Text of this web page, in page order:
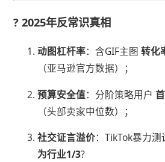
? ​​2025年反常识真相​
​动图杠杆率​​：含GIF主图 ​转化
（亚马逊官方数据）；
​预算安全值​​：分阶策略用户 ​
（头部卖家中位数）；
​社交证言溢价​：TikTok暴力测
为行业1/3​​?